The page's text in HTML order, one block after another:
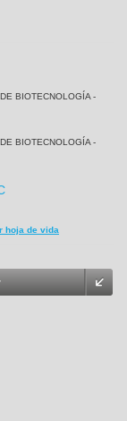
BIOTECNOLOGÍA -
BIOTECNOLOGÍA -
hoja de vida